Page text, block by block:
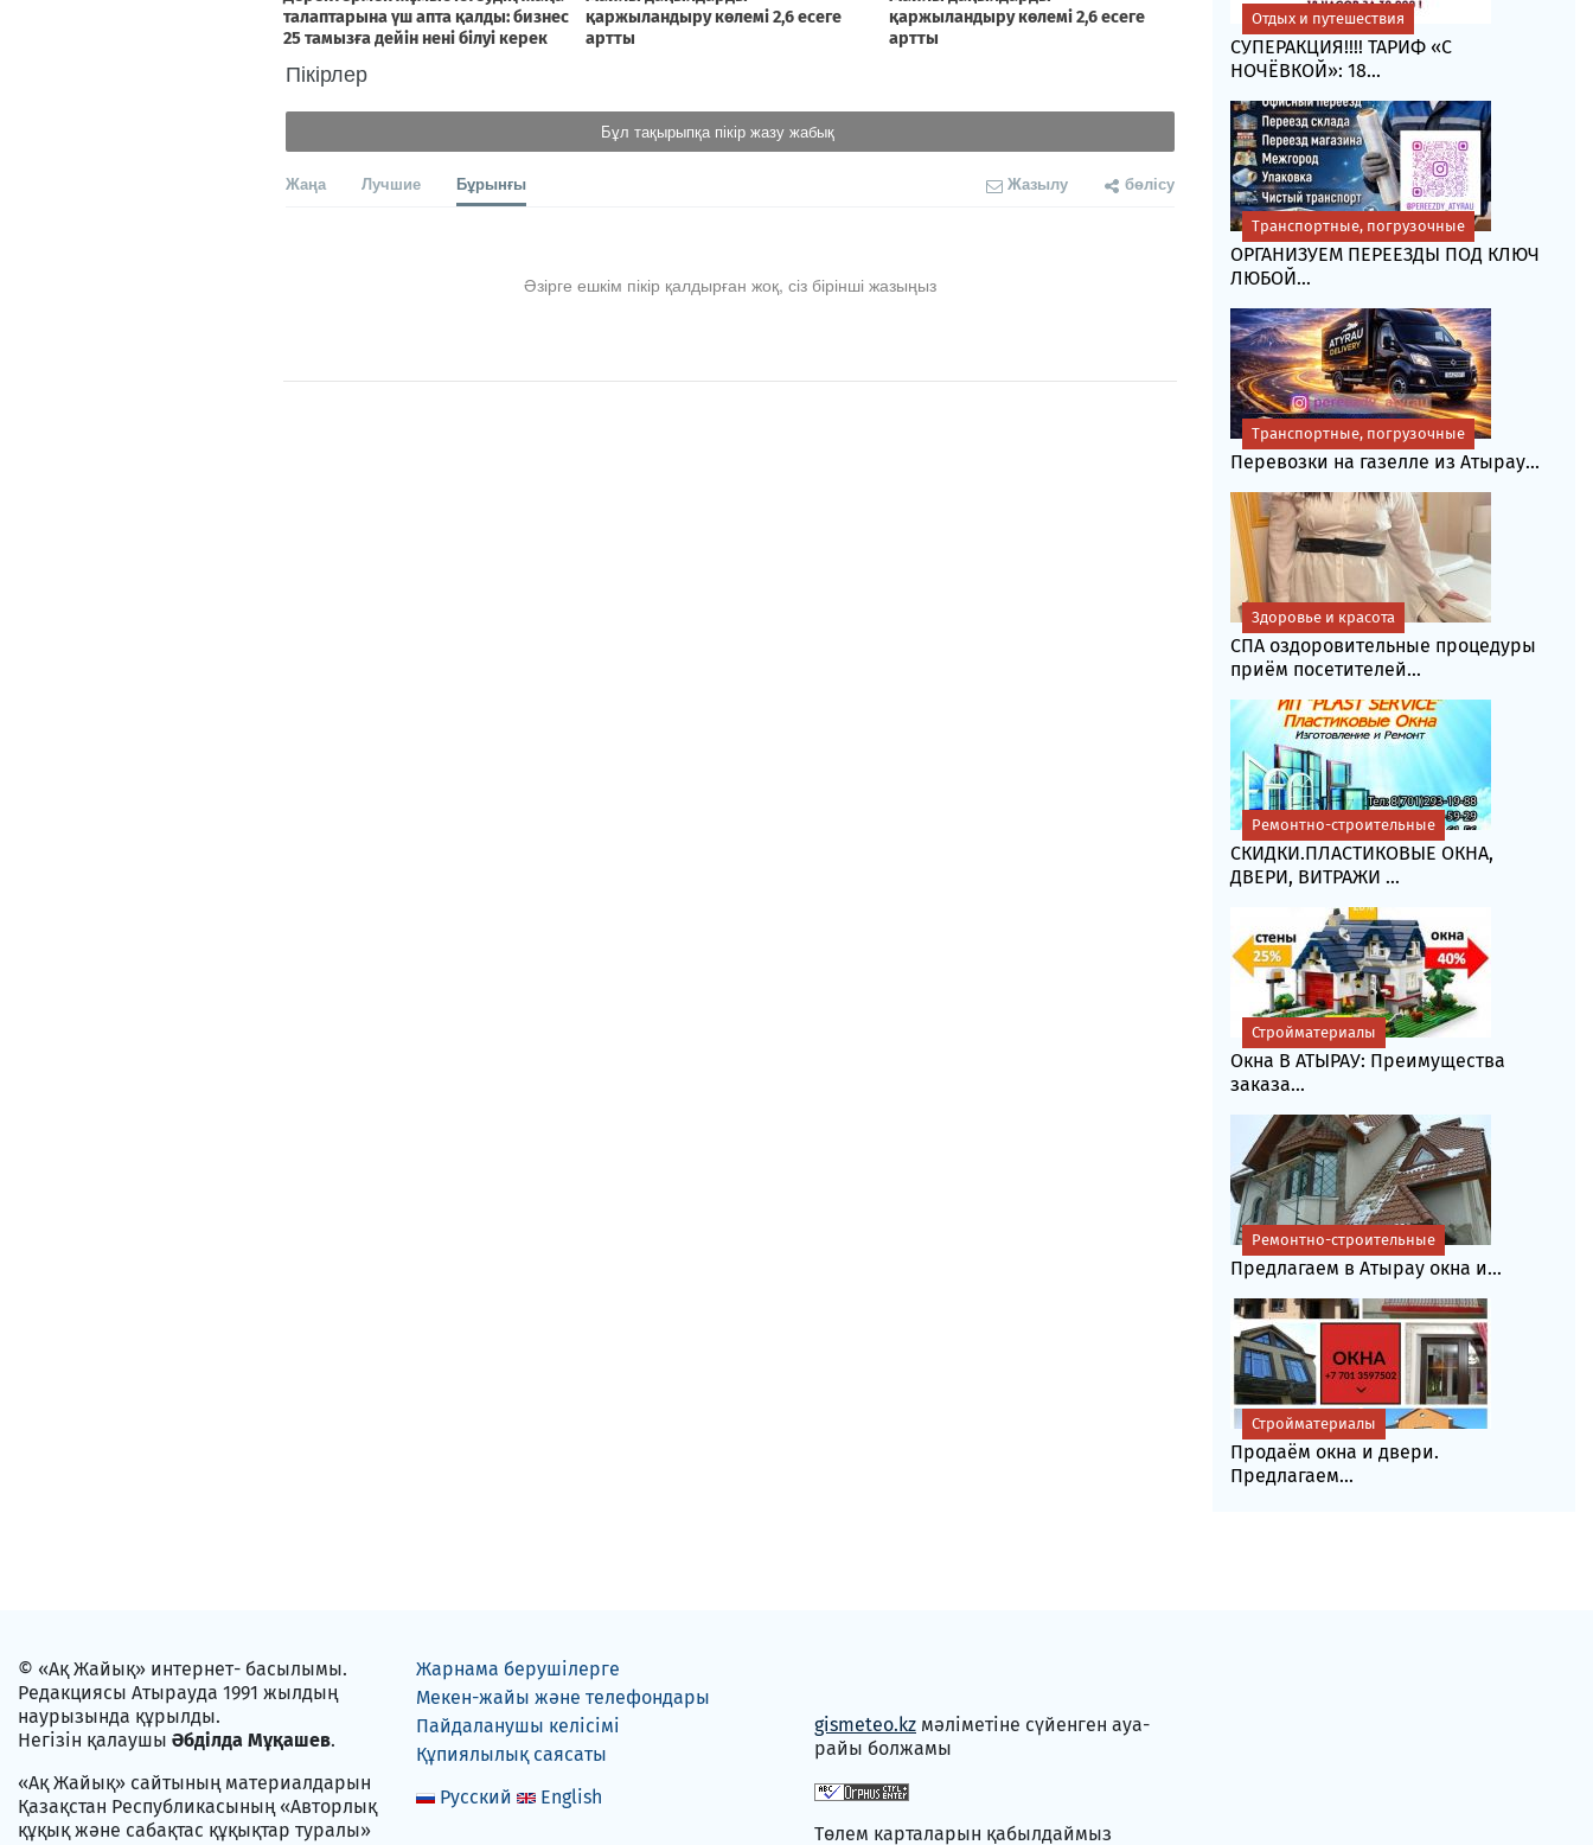
Пікірлер
Бұл тақырыпқа пікір жазу жабық
Жаңа Лучшие Бұрынғы Жазылу бөлісу
Әзірге ешкім пікір қалдырған жоқ, сіз бірінші жазыңыз
СУПЕРАКЦИЯ!!!! ТАРИФ «C
НОЧЁВКОЙ»: 18...
Отдых и путешествия
ОРГАНИЗУЕМ ПЕРЕЕЗДЫ ПОД КЛЮЧ
ЛЮБОЙ...
Транспортные, погрузочные
Перевозки на газелле из Атырау...
Транспортные, погрузочные
СПА оздоровительные процедуры
приём посетителей...
Здоровье и красота
СКИДКИ.ПЛАСТИКОВЫЕ ОКНА,
ДВЕРИ, ВИТРАЖИ ...
Ремонтно-строительные
Окна В АТЫРАУ: Преимущества
заказа...
Стройматериалы
Предлагаем в Атырау окна и...
Ремонтно-строительные
Продаём окна и двери.
Предлагаем...
Стройматериалы
© «Ақ Жайық» интернет- басылымы.
Редакциясы Атырауда 1991 жылдың
наурызында құрылды.
Негізін қалаушы Әбділда Мұқашев.
«Ақ Жайық» сайтының материалдарын
Қазақстан Республикасының «Авторлық
құқық және сабақтас құқықтар туралы»
Жарнама берушілерге
Мекен-жайы және телефондары
Пайдаланушы келісімі
Құпиялылық саясаты
Русский
English
gismeteo.kz мәліметіне сүйенген ауа-
райы болжамы
Төлем карталарын қабылдаймыз